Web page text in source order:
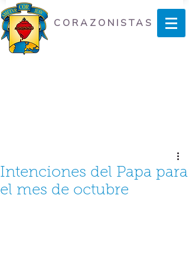
CORAZONISTAS
Intenciones del Papa para
el mes de octubre